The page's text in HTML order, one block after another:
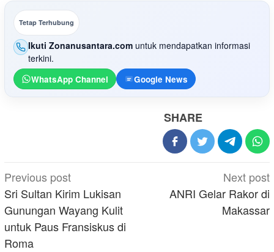
Tetap Terhubung
Ikuti Zonanusantara.com untuk mendapatkan informasi
terkini.
WhatsApp Channel Google News
SHARE
Post
navigation
Previous post
Sri Sultan Kirim Lukisan
Gunungan Wayang Kulit
untuk Paus Fransiskus di
Roma
Next post
ANRI Gelar Rakor di
Makassar